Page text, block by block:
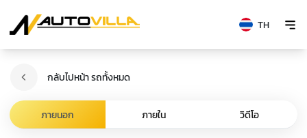
TH
กลับไปหน้า รถทั้งหมด
ภายนอก ภายใน วิดีโอ